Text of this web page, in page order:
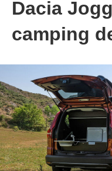
Dacia
camping